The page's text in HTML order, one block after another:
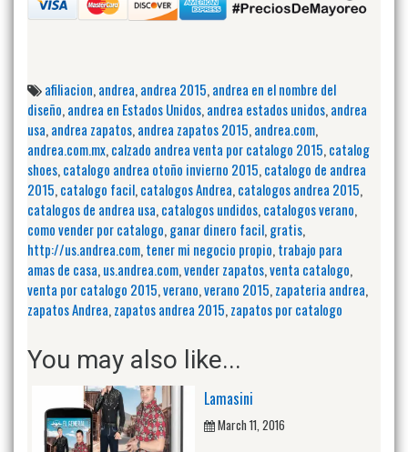
afiliacion,andrea,andrea 2015,andrea en el nombre del
diseño,andrea en Estados Unidos,andrea estados unidos,andrea
usa,andrea zapatos,andrea zapatos 2015,andrea.com,
andrea.com.mx,calzado andrea venta por catalogo 2015,catalog
shoes,catalogo andrea otoño invierno 2015,catalogo de andrea
2015,catalogo facil,catalogos Andrea,catalogos andrea 2015,
catalogos de andrea usa,catalogos undidos,catalogos verano,
como vender por catalogo,ganar dinero facil,gratis,
http://us.andrea.com,tener mi negocio propio,trabajo para
amas de casa,us.andrea.com,vender zapatos,venta catalogo,
venta por catalogo 2015,verano,verano 2015,zapateria andrea,
zapatos Andrea,zapatos andrea 2015,zapatos por catalogo
You may also like...
Lamasini
March 11, 2016